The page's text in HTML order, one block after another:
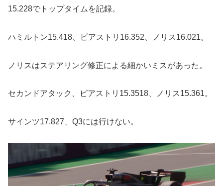
15.228でトップタイムを記録。
ハミルトン15.418、ピアストリ16.352、ノリス16.021。
ノリスはステアリング修正による細かいミスがあった。
セカンドアタック、ピアストリ15.3518、ノリス15.361。
サインツ17.827、Q3には行けない。